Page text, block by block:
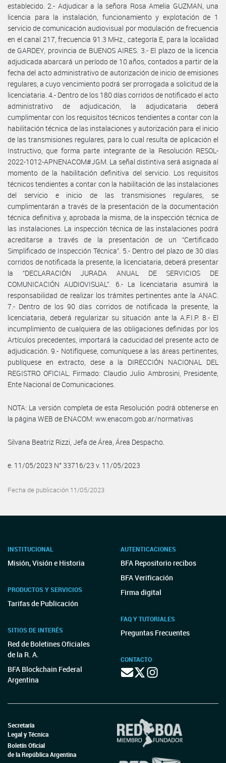
establecido. 2.- Adjudicar a la señora Rosa Amelia GUZMAN, una
licencia para la instalación, funcionamiento y explotación de 1
servicio de comunicación audiovisual por modulación de frecuencia
en el canal 217, frecuencia 91.3 MHz., categoría E, para la localidad
de GARDEY, provincia de BUENOS AIRES. 3.- El plazo de la licencia
adjudicada abarcará un período de 10 años, contados a partir de la
fecha del acto administrativo de autorización de inicio de emisiones
regulares, a cuyo vencimiento podrá ser prorrogada a solicitud de la
licenciataria. 4.- Dentro de los 180 días corridos de notificado el acto
administrativo de adjudicación, la adjudicataria deberá
cumplimentar con los requisitos técnicos tendientes a contar con la
habilitación técnica de las instalaciones y autorización para el inicio
de las transmisiones regulares, para lo cual resulta de aplicación el
Instructivo, que forma parte integrante de la Resolución RESOL-
2022-1012-APNENACOM#JGM. La señal distintiva será asignada al
momento de la habilitación definitiva del servicio. Los requisitos
técnicos tendientes a contar con la habilitación de las instalaciones
del servicio e inicio de las transmisiones regulares, se
cumplimentarán a través de la presentación de la documentación
técnica definitiva y, aprobada la misma, de la inspección técnica de
las instalaciones. La inspección técnica de las instalaciones podrá
acreditarse a través de la presentación de un “Certificado
Simplificado de Inspección Técnica”. 5.- Dentro del plazo de 30 días
corridos de notificada la presente, la licenciataria, deberá presentar
la “DECLARACIÓN JURADA ANUAL DE SERVICIOS DE
COMUNICACIÓN AUDIOVISUAL”. 6.- La licenciataria asumirá la
responsabilidad de realizar los trámites pertinentes ante la ANAC.
7.- Dentro de los 90 días corridos de notificada la presente, la
licenciataria, deberá regularizar su situación ante la A.F.I.P. 8.- El
incumplimiento de cualquiera de las obligaciones definidas por los
Artículos precedentes, importará la caducidad del presente acto de
adjudicación. 9.- Notifíquese, comuníquese a las áreas pertinentes,
publíquese en extracto, dese a la DIRECCIÓN NACIONAL DEL
REGISTRO OFICIAL. Firmado: Claudio Julio Ambrosini, Presidente,
Ente Nacional de Comunicaciones.
NOTA: La versión completa de esta Resolución podrá obtenerse en
la página WEB de ENACOM: ww.enacom.gob.ar/normativas
Silvana Beatriz Rizzi, Jefa de Área, Área Despacho.
e. 11/05/2023 N° 33716/23 v. 11/05/2023
Fecha de publicación 11/05/2023
INSTITUCIONAL
Misión, Visión e Historia
PRODUCTOS Y SERVICIOS
Tarifas de Publicación
SITIOS DE INTERÉS
Red de Boletines Oficiales
de la R. A.
BFA Blockchain Federal
Argentina
AUTENTICACIONES
BFA Repositorio recibos
BFA Verificación
Firma digital
FAQ Y TUTORIALES
Preguntas Frecuentes
CONTACTO
Secretaría
Legal y Técnica
Boletín Oficial
de la República Argentina